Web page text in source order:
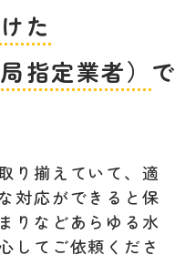
た
指定業者） で
り揃えていて、適
対応ができると保
りなどあらゆる水
してご依頼くださ